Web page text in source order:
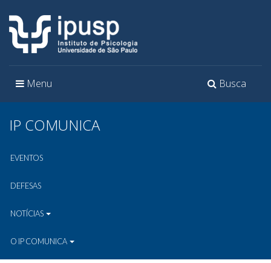
Toggle
Busca
Toggle
Menu
IP COMUNICA
EVENTOS
DEFESAS
NOTÍCIAS
O IP COMUNICA